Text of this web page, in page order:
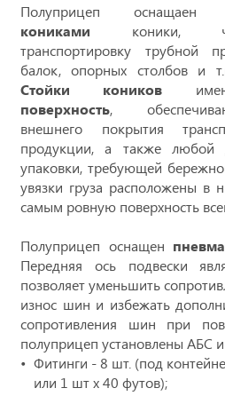
Полуприцеп оснащаен
кониками коники,
транспортировку трубной
балок, опорных столбов и
Стойки коников
поверхность,
внешнего покрытия
продукции, а также любой
упаковки, требующей
увязки груза расположены в
самым ровную поверхность
Полуприцеп оснащен
Передняя ось подвески
позволяет уменьшить
износ шин и избежать
сопротивления шин при
полуприцеп установлены АБС
Фитинги - 8 шт. (под
или 1 шт х 40 футов);